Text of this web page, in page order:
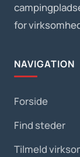
for
NAVIGATION
Forside
Find steder
Tilmeld